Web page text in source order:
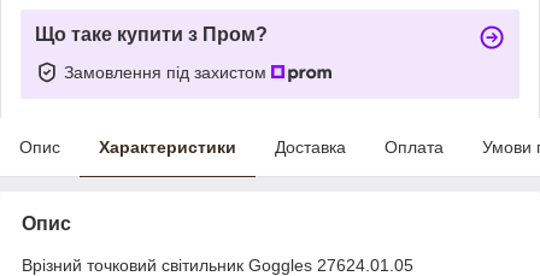
Що таке купити з Пром?
Замовлення під захистом
Опис Характеристики Доставка Оплата Умови
Опис
Врізний точковий світильник Goggles 27624.01.05